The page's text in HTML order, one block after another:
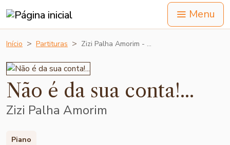
Menu
Início Partituras Zizi Palha Amorim - …
Não é da sua conta!...
Zizi Palha Amorim
Piano